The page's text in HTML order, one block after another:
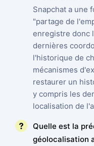
Snapchat a une
"partage de
enregistre donc
dernières
l'historique de
mécanismes
restaurer un
y compris les
localisation de
Quelle est la
géolocalisation